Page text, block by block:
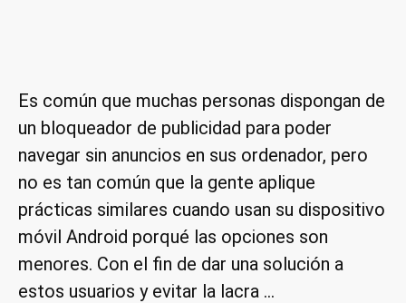
Es común que muchas personas dispongan de
un bloqueador de publicidad para poder
navegar sin anuncios en sus ordenador, pero
no es tan común que la gente aplique
prácticas similares cuando usan su dispositivo
móvil Android porqué las opciones son
menores. Con el fin de dar una solución a
estos usuarios y evitar la lacra …